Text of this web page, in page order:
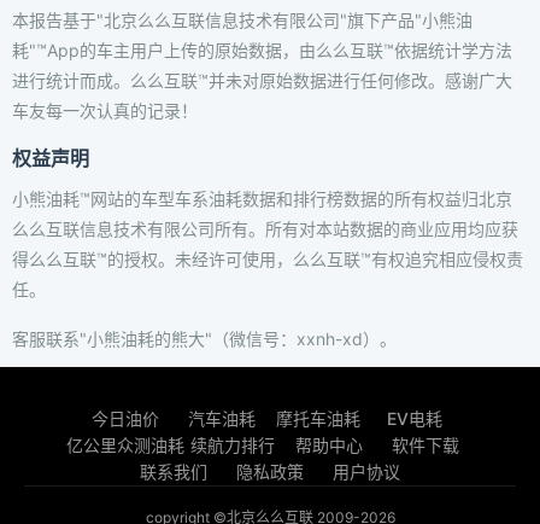
本报告基于"北京么么互联信息技术有限公司"旗下产品"小熊油
耗"™App的车主用户上传的原始数据，由么么互联™依据统计学方法
进行统计而成。么么互联™并未对原始数据进行任何修改。感谢广大
车友每一次认真的记录！
权益声明
小熊油耗™网站的车型车系油耗数据和排行榜数据的所有权益归北京
么么互联信息技术有限公司所有。所有对本站数据的商业应用均应获
得么么互联™的授权。未经许可使用，么么互联™有权追究相应侵权责
任。
客服联系"小熊油耗的熊大"（微信号：xxnh-xd）。
今日油价 汽车油耗 摩托车油耗
EV电耗
亿公里众测油耗 续航力排行 帮助中心
软件下载
联系我们
隐私政策 用户协议
copyright ©北京么么互联 2009-2026